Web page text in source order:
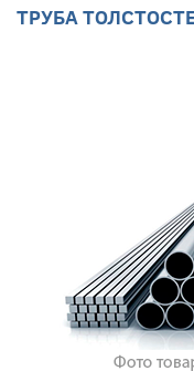
ТРУБА